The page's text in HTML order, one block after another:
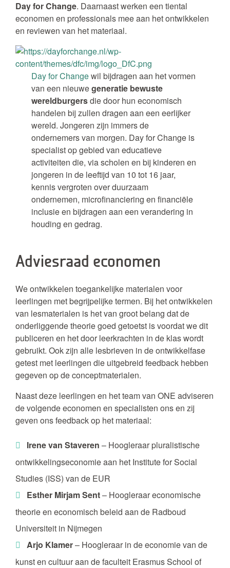
Day for Change. Daarnaast werken een tiental
economen en professionals mee aan het ontwikkelen
en reviewen van het materiaal.
Day for Changewil bijdragen aan het vormen
van een nieuwegeneratie bewuste
wereldburgersdie door hun economisch
handelen bij zullen dragen aan een eerlijker
wereld. Jongeren zijn immers de
ondernemers van morgen. Day for Change is
specialist op gebied van educatieve
activiteiten die, via scholen en bij kinderen en
jongeren in de leeftijd van 10 tot 16 jaar,
kennis vergroten over duurzaam
ondernemen, microfinanciering en financiële
inclusie en bijdragen aan een verandering in
houding en gedrag.
Adviesraad economen
We ontwikkelen toegankelijke materialen voor
leerlingen met begrijpelijke termen. Bij het ontwikkelen
van lesmaterialen is het van groot belang dat de
onderliggende theorie goed getoetst is voordat we dit
publiceren en het door leerkrachten in de klas wordt
gebruikt. Ook zijn alle lesbrieven in de ontwikkelfase
getest met leerlingen die uitgebreid feedback hebben
gegeven op de conceptmaterialen.
Naast deze leerlingen en het team van ONE adviseren
de volgende economen en specialisten ons en zij
geven ons feedback op het materiaal:
Irene van Staveren – Hoogleraar pluralistische
ontwikkelingseconomie aan het Institute for Social
Studies (ISS) van de EUR
Esther Mirjam Sent– Hoogleraar economische
theorie en economisch beleid aan de Radboud
Universiteit in Nijmegen
Arjo Klamer– Hoogleraar in de economie van de
kunst en cultuur aan de faculteit Erasmus School of